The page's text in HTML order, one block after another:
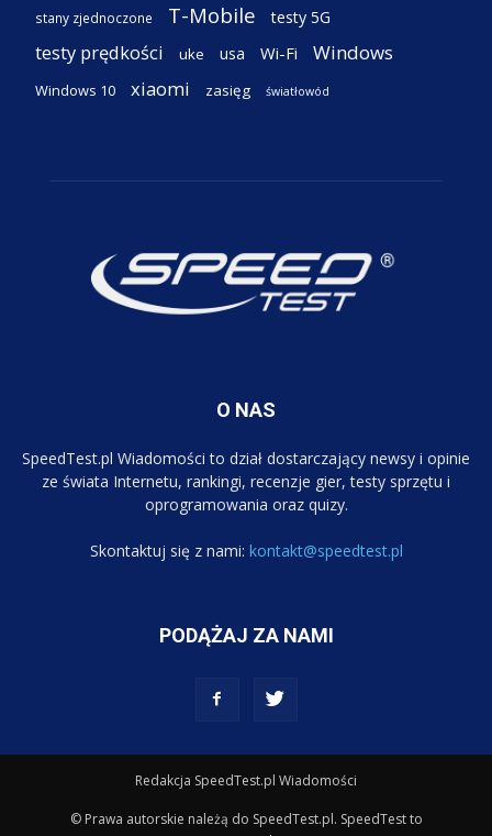
stany zjednoczone T-Mobile testy 5G
testy prędkości uke usa Wi-Fi Windows
Windows 10 xiaomi zasięg światłowód
O NAS
SpeedTest.pl Wiadomości to dział dostarczający newsy i opinie
ze świata Internetu, rankingi, recenzje gier, testy sprzętu i
oprogramowania oraz quizy.
Skontaktuj się z nami: kontakt@speedtest.pl
PODĄŻAJ ZA NAMI
Redakcja SpeedTest.pl Wiadomości
© Prawa autorskie należą do SpeedTest.pl. SpeedTest to